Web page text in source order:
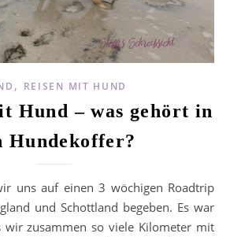
, REISEN MIT HUND
Hund – was gehört in
Hundekoffer?
und Schottland begeben. Es war
wir zusammen so viele Kilometer mit